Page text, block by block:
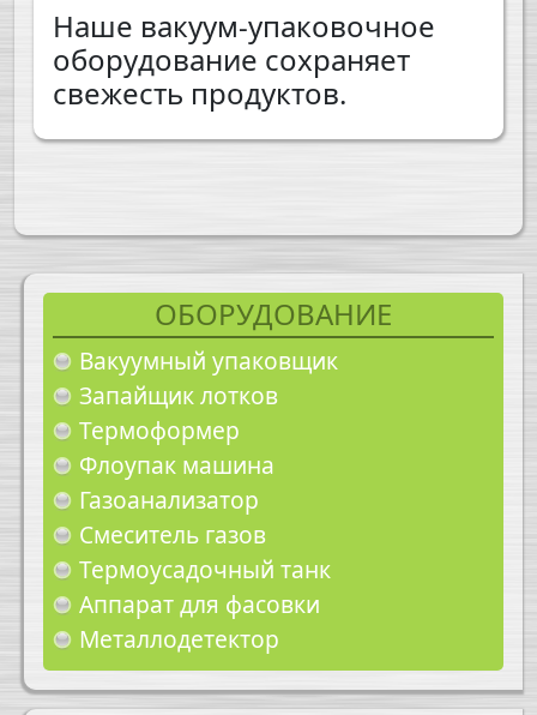
ОБОРУДОВАНИЕ
Вакуумный упаковщик
Запайщик лотков
Термоформер
Флоупак машина
Газоанализатор
Смеситель газов
Термоусадочный танк
Аппарат для фасовки
Металлодетектор
Наше вакуум-упаковочное
оборудование сохраняет
свежесть продуктов.